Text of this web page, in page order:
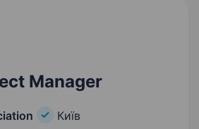
Manager
Київ